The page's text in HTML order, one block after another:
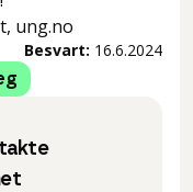
ung.no
Besvart: 16.6.2024